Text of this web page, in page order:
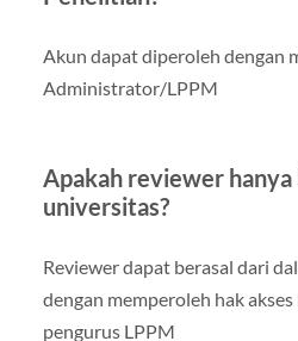
Akun dapat diperoleh dengan
Administrator/LPPM
Apakah reviewer hanya
universitas?
Reviewer dapat berasal dari
dengan memperoleh hak
pengurus LPPM